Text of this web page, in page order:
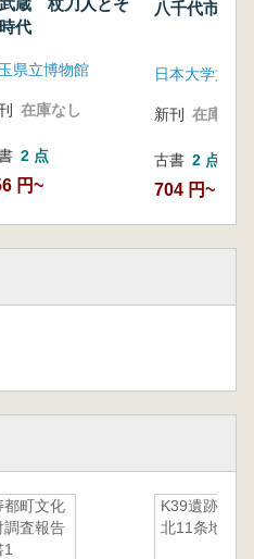
蔵 杖刀人とそ
代
県立博物館
在庫なし
2 点
円~
八千代市村
新刊 在庫なし
古書 2 点
704 円~
都町文化
調査報告
K39遺跡
北11条地点